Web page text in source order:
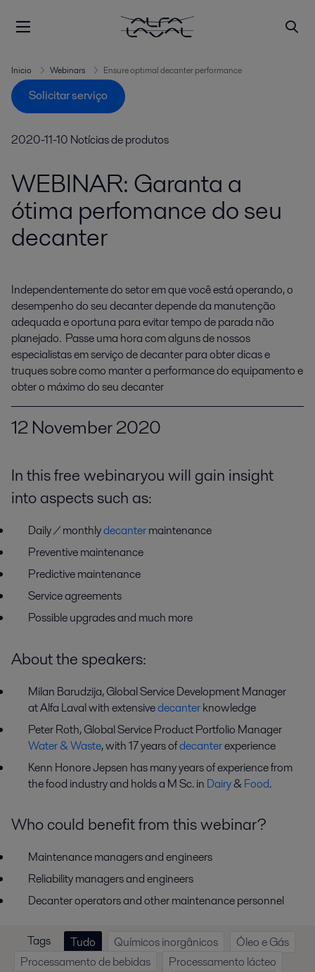
Inicio Webinars Ensure optimal decanter performance
Solicitar serviço
2020-11-10 Notícias de produtos
WEBINAR: Garanta a
ótima perfomance do seu
decanter
Independentemente do setor em que você está operando, o
desempenho do seu decanter depende da manutenção
adequada e oportuna para evitar tempo de parada não
planejado.  Passe uma hora com alguns de nossos
especialistas em serviço de decanter para obter dicas e
truques sobre como manter a performance do equipamento e
obter o máximo do seu decanter
12November2020
In this free webinar you will gain insight
intoaspects such as:
Daily/ monthlydecantermaintenance
Preventive maintenance
Predictive maintenance
Service agreements
Possible upgrades and much more
About the speakers:
Milan Barudzija, Global Service Development Manager
at Alfa Laval with extensivedecanterknowledge
Peter Roth, Global Service Product Portfolio Manager
Water & Waste, with 17 years ofdecanterexperience
Kenn Honore Jepsen has many years of experience from
the food industry and holds a M Sc. in Dairy&Food.
Who could benefit from this webinar?
Maintenance managers and engineers
Reliability managers and engineers
Decanter operators and other maintenance personnel
Tags Tudo Químicos inorgânicos
Óleo e Gás
Processamento de bebidas
Processamento lácteo